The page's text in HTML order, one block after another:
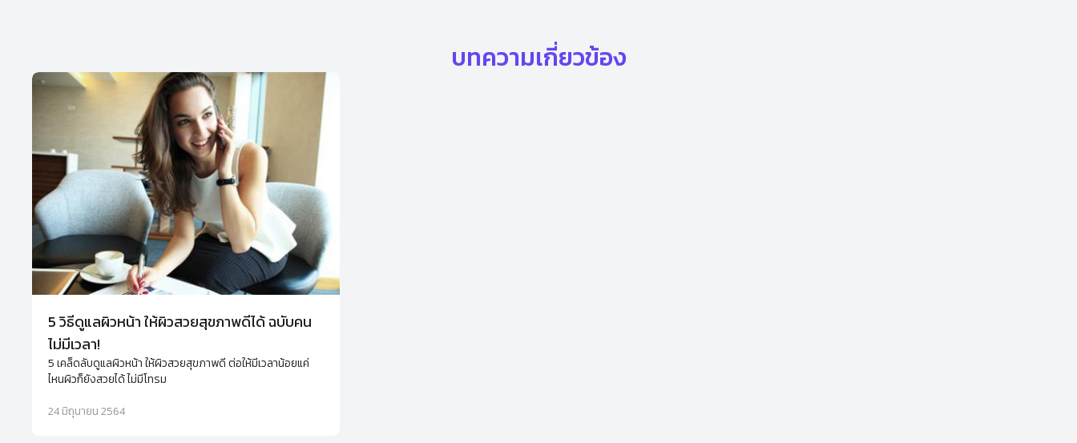
บทความเกี่ยวข้อง
5 วิธีดูแลผิวหน้า ให้ผิวสวยสุขภาพดีได้ ฉบับคน
ไม่มีเวลา!
5 เคล็ดลับดูแลผิวหน้า ให้ผิวสวยสุขภาพดี ต่อให้มีเวลาน้อยแค่
ไหนผิวก็ยังสวยได้ ไม่มีโทรม
24 มิถุนายน 2564